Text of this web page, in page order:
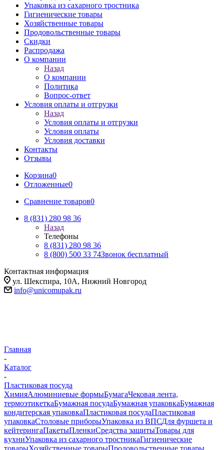
Упаковка из сахарного тростника
Гигиенические товары
Хозяйственные товары
Продовольственные товары
Скидки
Распродажа
О компании
Назад
О компании
Политика
Вопрос-ответ
Условия оплаты и отгрузки
Назад
Условия оплаты и отгрузки
Условия оплаты
Условия доставки
Контакты
Отзывы
Корзина0
Отложенные0
Сравнение товаров0
8 (831) 280 98 36
Назад
Телефоны
8 (831) 280 98 36
8 (800) 500 33 74Звонок бесплатный
Контактная информация
ул. Шекспира, 10А, Нижний Новгород
info@unicomupak.ru
Главная
-
Каталог
-
Пластиковая посуда
ХимияАлюминиевые формыБумагаЧековая лента,
термоэтикеткаБумажная посудаБумажная упаковкаБумажная
кондитерская упаковкаПластиковая посудаПластиковая
упаковкаСтоловые приборыУпаковка из ВПСДля фуршета и
кейтерингаПакетыПленкиСредства защитыТовары для
кухниУпаковка из сахарного тростникаГигиенические
товарыХозяйственные товарыПродовольственные товары